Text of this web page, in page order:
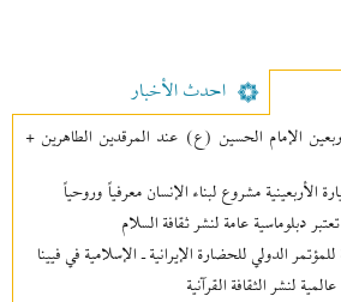
احدث الأخبار
الإمام الحسين (ع) عند المرقدين الطاهرين +
الأربعينية مشروع لبناء الإنسان معرفیاً وروحياً
دبلوماسية عامة لنشر ثقافة السلام
الدولي للحضارة الإيرانية ـ الإسلامية في فيينا
لنشر الثقافة القرآنية